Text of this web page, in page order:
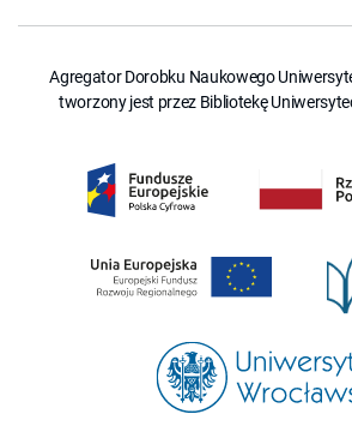
Agregator Dorobku Naukowego
tworzony jest przez Bibliotekę